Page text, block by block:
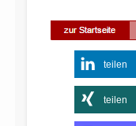
teilen
teilen